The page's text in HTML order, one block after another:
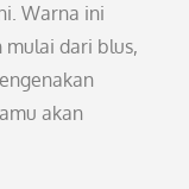
Warna ini
mulai dari blus,
akan